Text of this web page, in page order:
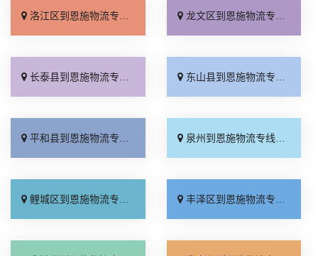
洛江区到恩施物流专线_不随意加价「准时到货」 龙文区到恩施物流专线_来电咨询「每日发车」
长泰县到恩施物流专线_门到门接送「全程无虑」 东山县到恩施物流专线_快速直达「来电咨询」
平和县到恩施物流专线_合同承运「市县闪送」 泉州到恩施物流专线_价位合理「全境派送」
鲤城区到恩施物流专线_运保时效「要几天到」 丰泽区到恩施物流专线_来电咨询「实时跟踪 」